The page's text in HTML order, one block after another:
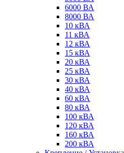
6000 ВА
8000 ВА
10 кВА
11 кВА
12 кВА
15 кВА
20 кВА
25 кВА
30 кВА
40 кВА
60 кВА
80 кВА
100 кВА
120 кВА
160 кВА
200 кВА